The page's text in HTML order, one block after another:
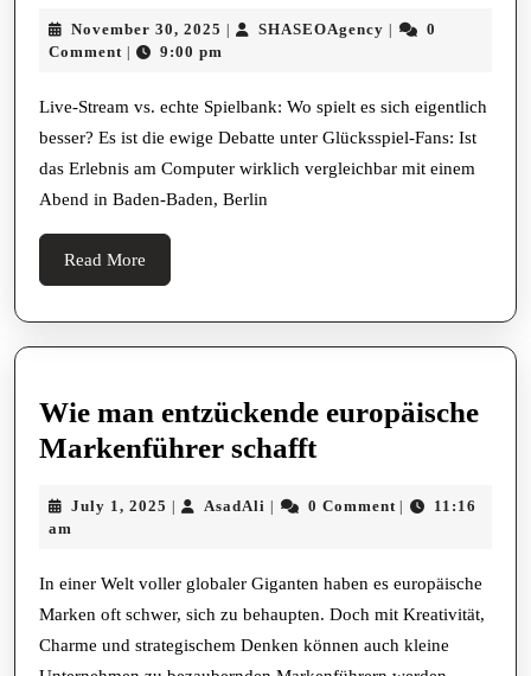
November 30, 2025 November
| SHASEOAgency SHASEOAgency
|
0
Comment | 9:00 pm
Live-Stream vs. echte Spielbank: Wo spielt es sich eigentlich
besser? Es ist die ewige Debatte unter Glücksspiel-Fans: Ist
das Erlebnis am Computer wirklich vergleichbar mit einem
Abend in Baden-Baden, Berlin
Read More
More
Wie man entzückende europäische
Markenführer schafftWie
entzückende
Markenführer
schafft
July 1, 2025 July
| AsadAli AsadAli
| 0 Comment |
11:16
am
In einer Welt voller globaler Giganten haben es europäische
Marken oft schwer, sich zu behaupten. Doch mit Kreativität,
Charme und strategischem Denken können auch kleine